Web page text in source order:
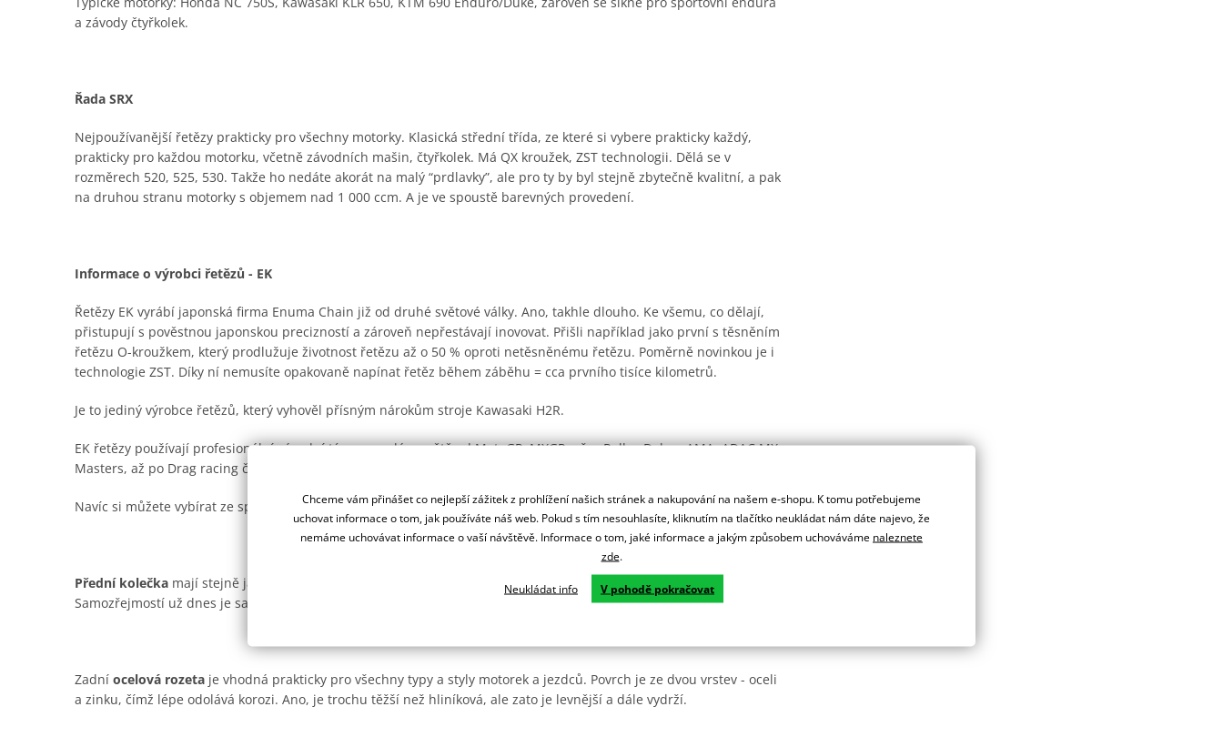
a závody čtyřkolek.
Řada SRX
Nejpoužívanější řetězy prakticky pro všechny motorky. Klasická střední třída, ze které si vybere prakticky každý,
prakticky pro každou motorku, včetně závodních mašin, čtyřkolek. Má QX kroužek, ZST technologii. Dělá se v
rozměrech 520, 525, 530. Takže ho nedáte akorát na malý “prdlavky”, ale pro ty by byl stejně zbytečně kvalitní, a pak
na druhou stranu motorky s objemem nad 1 000 ccm. A je ve spoustě barevných provedení.
Informace o výrobci řetězů - EK
Řetězy EK vyrábí japonská firma Enuma Chain již od druhé světové války. Ano, takhle dlouho. Ke všemu, co dělají,
přistupují s pověstnou japonskou precizností a zároveň nepřestávají inovovat. Přišli například jako první s těsněním
řetězu O-kroužkem, který prodlužuje životnost řetězu až o 50 % oproti netěsněnému řetězu. Poměrně novinkou je i
technologie ZST. Díky ní nemusíte opakovaně napínat řetěz během záběhu = cca prvního tisíce kilometrů.
Je to jediný výrobce řetězů, který vyhověl přísným nárokům stroje Kawasaki H2R.
EK řetězy používají profesionální závodní týmy na celém světě od MotoGP, MXGP, přes Rallye Dakar, AMA, ADAC MX
Masters, až po Drag racing či Road racing.
Navíc si můžete vybírat ze spousty barevných provedení.
Přední kolečka mají stejně jako ocelové rozety od Supersprox zesílené zuby pro delší životnost a jsou odlehčená.
Samozřejmostí už dnes je samočistící drážka pro offroady.
Zadní ocelová rozeta je vhodná prakticky pro všechny typy a styly motorek a jezdců. Povrch je ze dvou vrstev - oceli
a zinku, čímž lépe odolává korozi. Ano, je trochu těžší než hliníková, ale zato je levnější a dále vydrží.
Chceme vám přinášet co nejlepší zážitek z prohlížení našich stránek a nakupování na našem e-shopu. K tomu potřebujeme
uchovat informace o tom, jak používáte náš web. Pokud s tím nesouhlasíte, kliknutím na tlačítko neukládat nám dáte najevo, že
nemáme uchovávat informace o vaší návštěvě. Informace o tom, jaké informace a jakým způsobem uchováváme naleznete
zde.
Neukládat info V pohodě pokračovat